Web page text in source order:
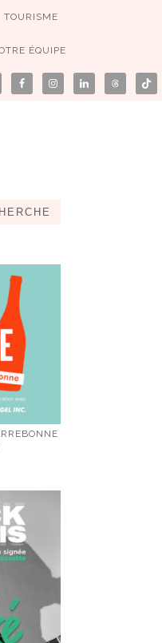
TOURISME
ÉQUIPE